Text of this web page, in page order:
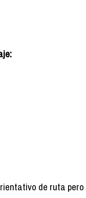
de ruta